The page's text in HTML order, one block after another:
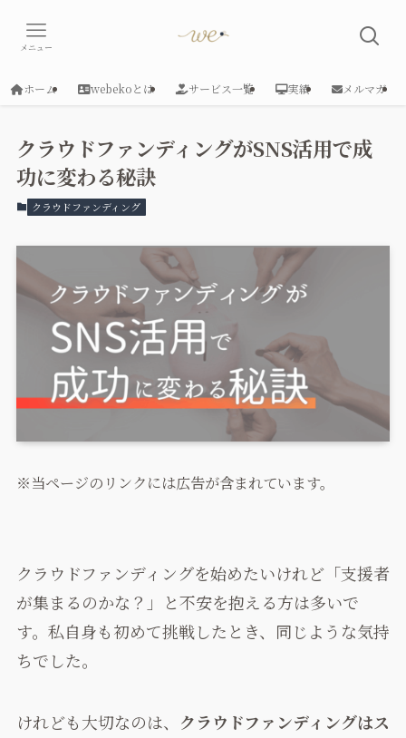
メニュー
ホーム webekoとは サービス一覧 実績 メルマガ
クラウドファンディングがSNS活用で成
功に変わる秘訣
クラウドファンディング
※当ページのリンクには広告が含まれています。
クラウドファンディングを始めたいけれど「支援者
が集まるのかな？」と不安を抱える方は多いで
す。私自身も初めて挑戦したとき、同じような気持
ちでした。
けれども大切なのは、 クラウドファンディングはス